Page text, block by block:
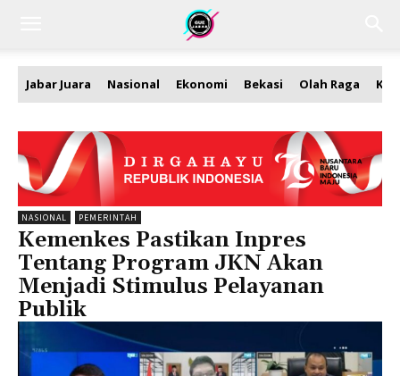
Jabar Juara Nasional Ekonomi Bekasi Olah Raga
NASIONAL PEMERINTAH
Kemenkes Pastikan Inpres
Tentang Program JKN Akan
Menjadi Stimulus Pelayanan
Publik